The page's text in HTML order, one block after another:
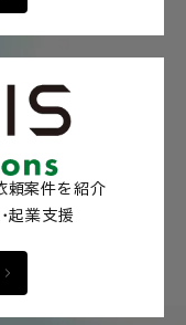
頼案件を紹介
起業支援